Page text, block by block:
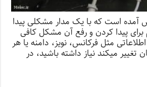
آمده است که با یک مدار مشکلی پیدا
برای پیدا کردن و رفع آن مشکل کافی
مثل فرکانس، نویز، دامنه یا هر
میکند نیاز داشته باشید، در